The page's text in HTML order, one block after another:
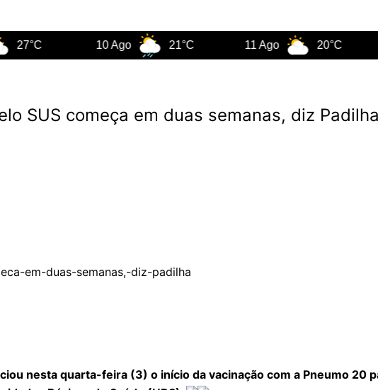
21°C 20°C
SUS começa em duas semanas, diz Padilha
nesta quarta-feira (3) o início da vacinação com a Pneumo 20